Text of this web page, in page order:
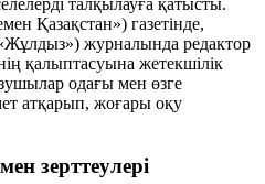
талқылауға қатысты.
Қазақстан») газетінде,
журналында редактор
қалыптасуына жетекшілік
одағы мен өзге
атқарып, жоғары оқу
зерттеулері